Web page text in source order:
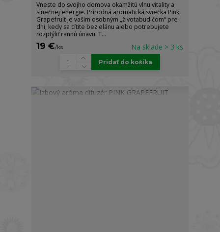
Vneste do svojho domova okamžitú vlnu vitality a
slnečnej energie. Prírodná aromatická sviečka Pink
Grapefruit je vaším osobným „životabudičom“ pre
dni, kedy sa cítite bez elánu alebo potrebujete
rozptýliť rannú únavu. T...
19 €/ks Na sklade > 3 ks
Pridať do košíka